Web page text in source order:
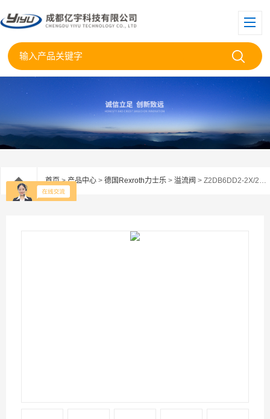
首页>产品中心 > 德国Rexroth力士乐 > 溢流阀 > Z2DB6DD2-2X/200力士乐Rexroth叠加式溢流阀Z2DB6DD2-2X